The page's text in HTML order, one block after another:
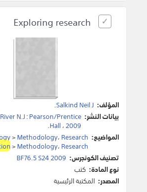
المؤلف: Salkind Neil J
.
بيانات النشر:
N.J:Pearson/Prentice
Hall،2009
.
المواضيع:
>Methodology، Research
>Methodology، Research
تصنيف الكونجرس: BF76.5 S24 2009
نوع المادة: كتب
المصدر: المكتبة الرئيسية